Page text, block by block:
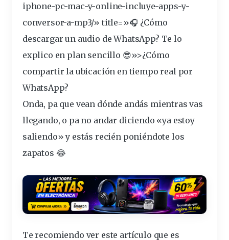
iphone-pc-mac-y-online-incluye-apps-y-
conversor-a-mp3/» title=»🎧 ¿Cómo
descargar un audio de WhatsApp? Te lo
explico en plan sencillo 😎»>¿Cómo
compartir la ubicación en tiempo real por
WhatsApp?
Onda, pa que vean dónde andás mientras vas
llegando, o pa no andar diciendo «ya estoy
saliendo» y estás recién poniéndote los
zapatos 😂
Te recomiendo ver este artículo que es